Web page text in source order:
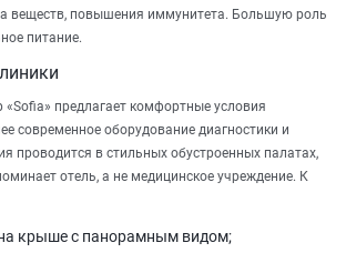
веществ, повышения иммунитета. Большую роль
питание.
«Sofia» предлагает комфортные условия
современное оборудование диагностики и
проводится в стильных обустроенных палатах,
отель, а не медицинское учреждение. К
крыше с панорамным видом;